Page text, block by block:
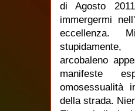
di Agosto
immergermi
eccellenza.
arcobaleno
manifeste
omosessualità
della strada.